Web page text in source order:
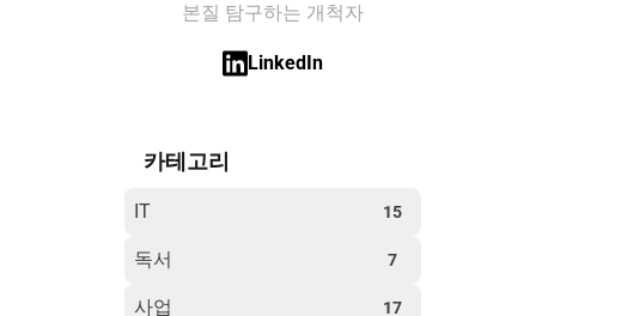
본질 탐구하는 개척자
LinkedIn
카테고리
IT 15
독서 7
사업 17